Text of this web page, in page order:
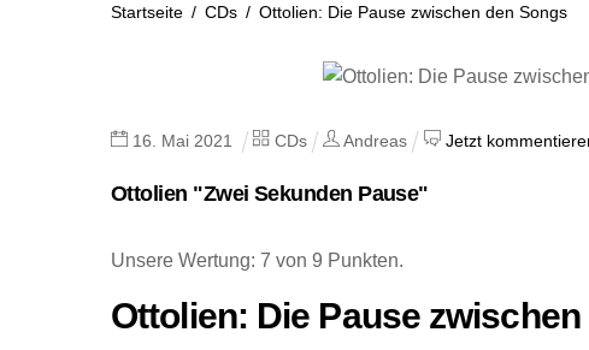
Startseite / CDs / Ottolien: Die Pause zwischen den Songs
16 Mai 2021 CDs Andreas Jetzt
Ottolien "Zwei Sekunden Pause"
Unsere Wertung: 7 von 9 Punkten.
Ottolien: Die Pause